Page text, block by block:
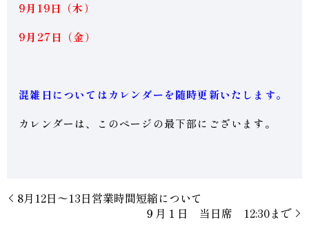
9月19日（木）
9月27日（金）
混雑日についてはカレンダーを随時更新いたします。
カレンダーは、このページの最下部にございます。
8月12日〜13日営業時間短縮について
９月１日 当日席 12:30まで